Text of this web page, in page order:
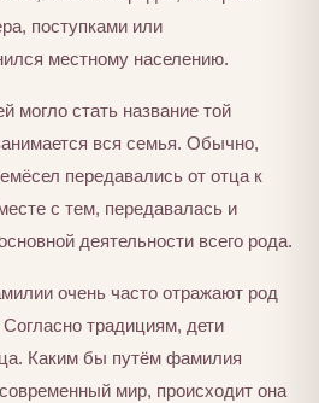
поступками или
местному населению.
могло стать название той
вся семья. Обычно,
передавались от отца к
с тем, передавалась и
деятельности всего рода.
очень часто отражают род
традициям, дети
Каким бы путём фамилия
мир, происходит она